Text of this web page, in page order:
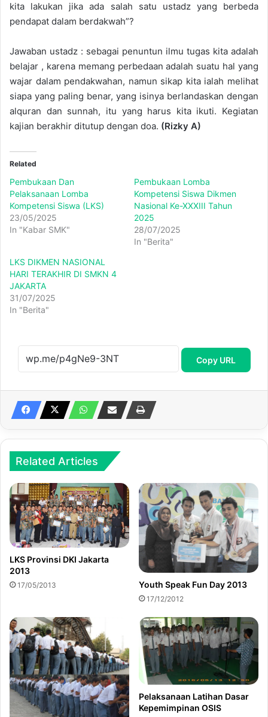
kita lakukan jika ada salah satu ustadz yang berbeda
pendapat dalam berdakwah”?
Jawaban ustadz : sebagai penuntun ilmu tugas kita adalah
belajar , karena memang perbedaan adalah suatu hal yang
wajar dalam pendakwahan, namun sikap kita ialah melihat
siapa yang paling benar, yang isinya berlandaskan dengan
alquran dan sunnah, itu yang harus kita ikuti. Kegiatan
kajian berakhir ditutup dengan doa. (Rizky A)
Related
Pembukaan Dan
Pelaksanaan Lomba
Kompetensi Siswa (LKS)
23/05/2025
In "Kabar SMK"
Pembukaan Lomba
Kompetensi Siswa Dikmen
Nasional Ke-XXXIII Tahun
2025
28/07/2025
In "Berita"
LKS DIKMEN NASIONAL
HARI TERAKHIR DI SMKN 4
JAKARTA
31/07/2025
In "Berita"
Copy URL
Related Articles
LKS Provinsi DKI Jakarta
2013
17/05/2013 Youth Speak Fun Day 2013
17/12/2012
Pelaksanaan Latihan Dasar
Kepemimpinan OSIS